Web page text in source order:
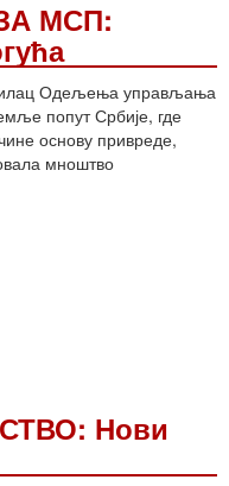
МСП:
Одељења управљања
попут Србије, где
основу привреде,
мноштво
Нови